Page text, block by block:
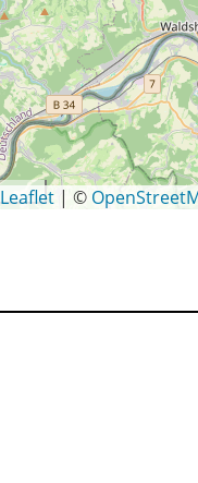
Leaflet | ©